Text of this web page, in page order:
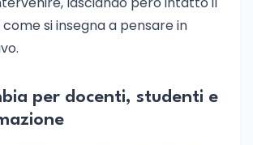
si insegna a pensare in
per docenti, studenti e